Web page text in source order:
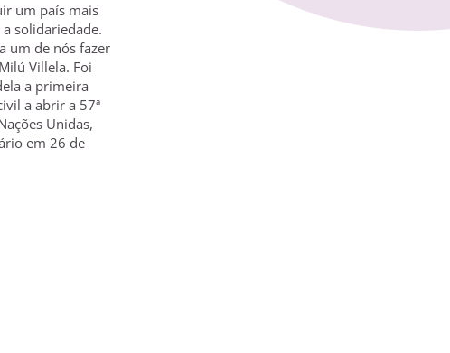
um país mais
solidariedade.
um de nós fazer
Villela. Foi
a primeira
a abrir a 57ª
Unidas,
em 26 de